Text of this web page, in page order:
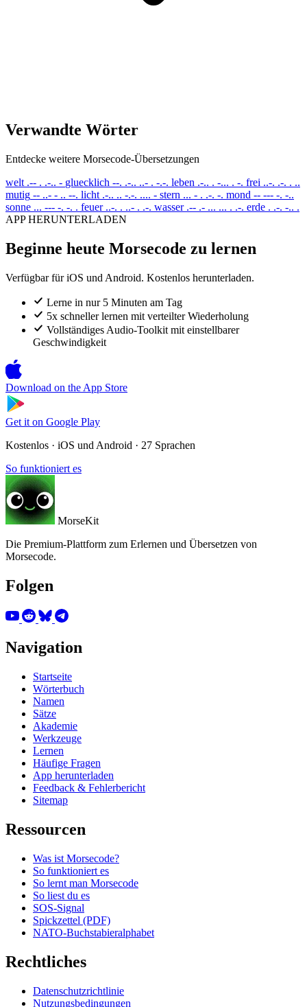
Verwandte Wörter
Entdecke weitere Morsecode-Übersetzungen
welt .-- . .-.. - gluecklich --. .-.. ..- . -.-. leben .-.. . -... . -. frei ..-. .-. . ..
mutig -- ..- - .. --. licht .-.. .. -.-. .... - stern ... - . .-. -. mond -- --- -. -..
sonne ... --- -. -. . feuer ..-. . ..- . .-. wasser .-- .- ... ... . .-. erde . .-. -.. .
APP HERUNTERLADEN
Beginne heute Morsecode zu lernen
Verfügbar für iOS und Android. Kostenlos herunterladen.
Lerne in nur 5 Minuten am Tag
5x schneller lernen mit verteilter Wiederholung
Vollständiges Audio-Toolkit mit einstellbarer
Geschwindigkeit
Download on the App Store
Get it on Google Play
Kostenlos · iOS und Android · 27 Sprachen
So funktioniert es
MorseKit
Die Premium-Plattform zum Erlernen und Übersetzen von
Morsecode.
Folgen
Navigation
Startseite
Wörterbuch
Namen
Sätze
Akademie
Werkzeuge
Lernen
Häufige Fragen
App herunterladen
Feedback & Fehlerbericht
Sitemap
Ressourcen
Was ist Morsecode?
So funktioniert es
So lernt man Morsecode
So liest du es
SOS-Signal
Spickzettel (PDF)
NATO-Buchstabieralphabet
Rechtliches
Datenschutzrichtlinie
Nutzungsbedingungen